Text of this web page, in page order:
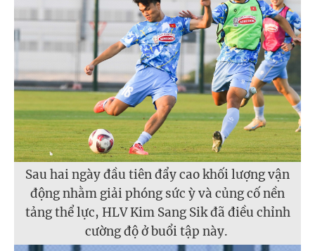
Sau hai ngày đầu tiên đẩy cao khối lượng vận
động nhằm giải phóng sức ỳ và củng cố nền
tảng thể lực, HLV Kim Sang Sik đã điều chỉnh
cường độ ở buổi tập này.